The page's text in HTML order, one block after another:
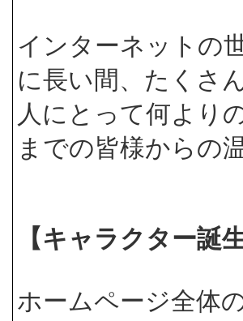
インターネットの
に長い間、たくさ
人にとって何より
までの皆様からの
【キャラクター誕
ホームページ全体